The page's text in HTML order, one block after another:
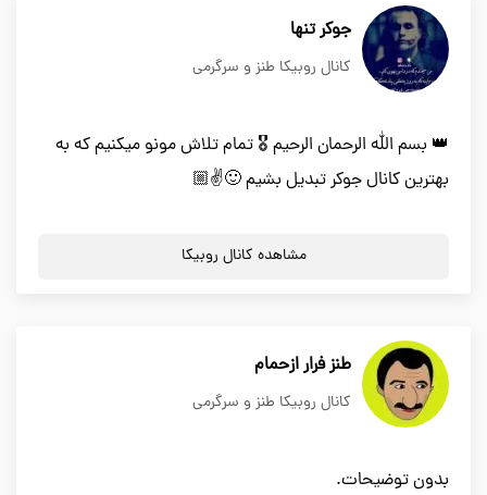
جوکر تنها
کانال روبیکا طنز و سرگرمی
👑 بسم الله الرحمان الرحیم 🎖 تمام تلاش مونو میکنیم که به
بهترین کانال جوکر تبدیل بشیم 🙂✌️🏼
مشاهده کانال روبیکا
طنز فرار ازحمام
کانال روبیکا طنز و سرگرمی
بدون توضیحات.